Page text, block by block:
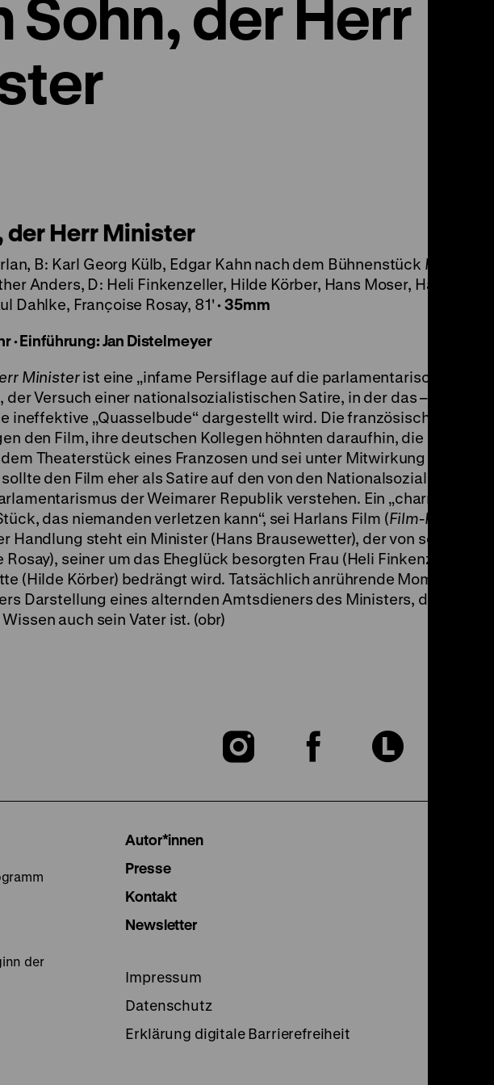
Sohn, der Herr
der Herr Minister
B: Karl Georg Külb, Edgar Kahn nach dem Bühnenstück Fiston
Anders, D: Heli Finkenzeller, Hilde Körber, Hans Moser, Hans
Dahlke, Françoise Rosay, 81'·35mm
·Einführung: Jan Distelmeyer
Ministerist eine „infame Persiflage auf die parlamentarische
der Versuch einer nationalsozialistischen Satire, in der das –
ineffektive „Quasselbude“ dargestellt wird. Die französischen
den Film, ihre deutschen Kollegen höhnten daraufhin, die Handlung
Theaterstück eines Franzosen und sei unter Mitwirkung von
den Film eher als Satire auf den von den Nationalsozialisten
der Weimarer Republik verstehen. Ein „charmantes
das niemanden verletzen kann“, sei Harlans Film (Film-Kurier
Handlung steht ein Minister (Hans Brausewetter), der von seiner
seiner um das Eheglück besorgten Frau (Heli Finkenzeller) und
(Hilde Körber) bedrängt wird. Tatsächlich anrührende Momente
Darstellung eines alternden Amtsdieners des Ministers, der in
auch sein Vater ist. (obr)
Zu
Zu
Zu
der
Autor*innen
Presse
Kontakt
Newsletter
Impressum
Datenschutz
Erklärung digitale Barrierefreiheit